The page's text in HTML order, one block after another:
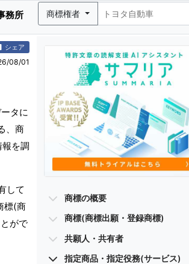
務所 商標権者
シェア
08/01
タに
、商
を調
して
標(商
がで
商標の概要
商標(商標出願・登録商標)
共願人・共有者
指定商品・指定役務(サービス)